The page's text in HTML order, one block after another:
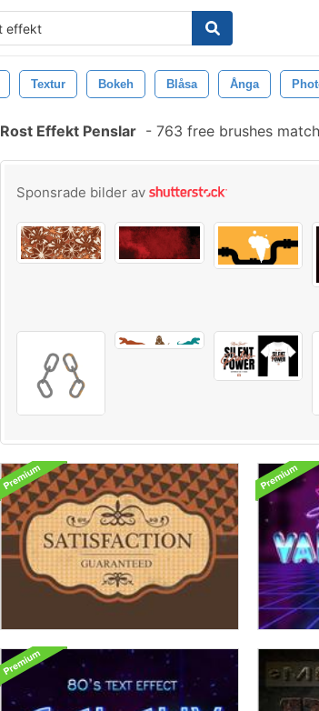
Textur Bokeh Blåsa Ånga
Rost Effekt Penslar - 763 free brushes
Sponsrade bilder av